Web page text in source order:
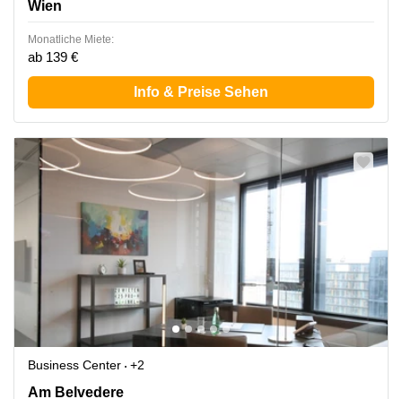
Wien
Monatliche Miete:
ab 139 €
Info & Preise Sehen
Business Center
+2
Am Belvedere 8, Wien
Am Belvedere